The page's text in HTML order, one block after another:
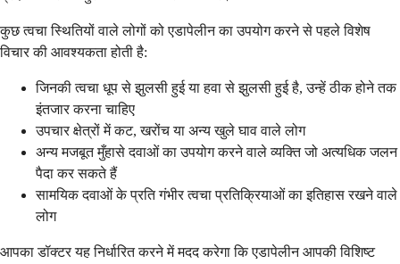
कुछ त्वचा स्थितियों वाले लोगों को एडापेलीन का उपयोग करने से पहले विशेष
विचार की आवश्यकता होती है:
जिनकी त्वचा धूप से झुलसी हुई या हवा से झुलसी हुई है, उन्हें ठीक होने तक
इंतजार करना चाहिए
उपचार क्षेत्रों में कट, खरोंच या अन्य खुले घाव वाले लोग
अन्य मजबूत मुँहासे दवाओं का उपयोग करने वाले व्यक्ति जो अत्यधिक जलन
पैदा कर सकते हैं
सामयिक दवाओं के प्रति गंभीर त्वचा प्रतिक्रियाओं का इतिहास रखने वाले
लोग
आपका डॉक्टर यह निर्धारित करने में मदद करेगा कि एडापेलीन आपकी विशिष्ट